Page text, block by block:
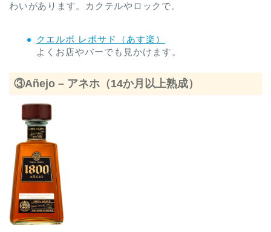
わいがあります。カクテルやロックで。
クエルボ レポサド（あす楽）
よくお店やバーでも見かけます。
③Añejo – アネホ（14か月以上熟成）